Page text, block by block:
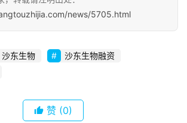
news/5705.html
沙东生物
沙东生物融资
赞 (0)